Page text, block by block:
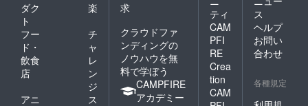
自由に
使って
くださ
い！な
んでも
希望を
す！ ※
メール
にて内
記入忘
あった
場合実
施出来
ない可
ありま
リジナ
ダク
ト
楽
フー
ド・
飲食
店
チ
ャ
レ
ン
ジ
アニ
ス
求
クラウドファ
ンディングの
ノウハウを無
料で学ぼう
CAMPFIRE
アカデミー
ティ
CAM
PFI
RE
Crea
tion
CAM
ス
ヘルプ
お問い
合わせ
各種規定